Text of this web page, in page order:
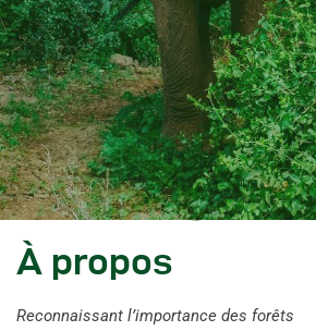
À propos
Reconnaissant l’importance des forêts